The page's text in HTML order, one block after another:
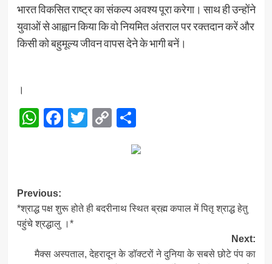
भारत विकसित राष्ट्र का संकल्प अवश्य पूरा करेगा। साथ ही उन्होंने
युवाओं से आह्वान किया कि वो नियमित अंतराल पर रक्तदान करें और
किसी को बहुमूल्य जीवन वापस देने के भागी बनें।
।
WhatsApp
Facebook
Twitter
CopyShare
Post
navigation
Previous:
*श्राद्ध पक्ष शुरू होते ही बदरीनाथ स्थित ब्रह्म कपाल में पितृ श्राद्ध हेतु
पहुंचे श्रद्धालु ।*
Next:
मैक्स अस्पताल, देहरादून के डॉक्टरों ने दुनिया के सबसे छोटे पंप का